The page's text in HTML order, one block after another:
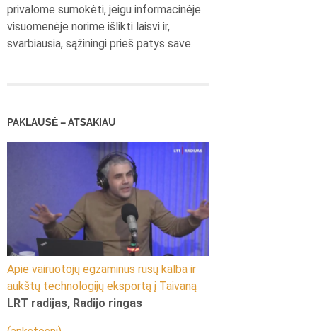
privalome sumokėti, jeigu informacinėje
visuomenėje norime išlikti laisvi ir,
svarbiausia, sąžiningi prieš patys save.
PAKLAUSĖ – ATSAKIAU
Apie vairuotojų egzaminus rusų kalba ir
aukštų technologijų eksportą į Taivaną
LRT radijas, Radijo ringas